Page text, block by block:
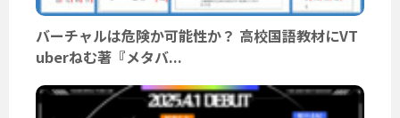
バーチャルは危険か可能性か？ 高校国語教材にVT
uberねむ著『メタバ...